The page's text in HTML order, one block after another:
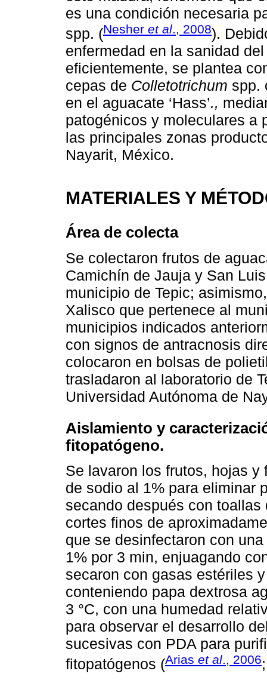
es una condición necesaria
spp. (Nesher et al., 2008).
enfermedad en la sanidad
eficientemente, se plantea
cepas de Colletotrichum spp.
en el aguacate ‘Hass’.,
patogénicos y moleculares a
las principales zonas
Nayarit, México.
MATERIALES Y
Área de colecta
Se colectaron frutos de
Camichín de Jauja y San
municipio de Tepic;
Xalisco que pertenece al
municipios indicados
con signos de antracnosis
colocaron en bolsas de
trasladaron al laboratorio de
Universidad Autónoma de
Aislamiento y
fitopatógeno.
Se lavaron los frutos, hojas
de sodio al 1% para eliminar
secando después con
cortes finos de
que se desinfectaron con
1% por 3 min, enjuagando
secaron con gasas estériles
conteniendo papa dextrosa
3 °C, con una humedad
para observar el desarrollo
sucesivas con PDA para
fitopatógenos (Arias et al., 2006